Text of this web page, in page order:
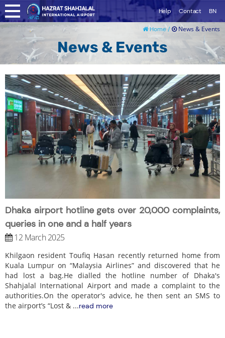
Help Contact BN
Home / News & Events
News & Events
Dhaka airport hotline gets over 20,000 complaints,
queries in one and a half years
12 March 2025
Khilgaon resident Toufiq Hasan recently returned home from
Kuala Lumpur on “Malaysia Airlines” and discovered that he
had lost a bag.He dialled the hotline number of Dhaka's
Shahjalal International Airport and made a complaint to the
authorities.On the operator's advice, he then sent an SMS to
the airport’s “Lost & ...read more